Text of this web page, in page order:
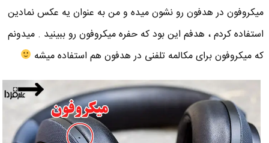
میکروفون در هدفون رو نشون میده و من به عنوان یه عکس نمادین
استفاده کردم ، هدفم این بود که حفره میکروفون رو ببینید . میدونم
که میکروفون برای مکالمه تلفنی در هدفون هم استفاده میشه